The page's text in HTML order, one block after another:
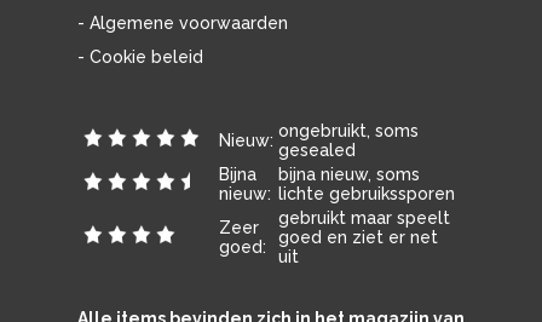
- Algemene voorwaarden
- Cookie beleid
Nieuw: ongebruikt, soms
gesealed
Bijna
nieuw:
bijna nieuw, soms
lichte gebruikssporen
Zeer
goed:
gebruikt maar speelt
goed en ziet er net
uit